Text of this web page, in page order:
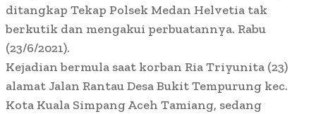
ditangkap Tekap Polsek Medan Helvetia tak
berkutik dan mengakui perbuatannya. Rabu
(23/6/2021).
Kejadian bermula saat korban Ria Triyunita (23)
alamat Jalan Rantau Desa Bukit Tempurung kec.
Kota Kuala Simpang Aceh Tamiang, sedang